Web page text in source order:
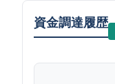
資金調達履歴